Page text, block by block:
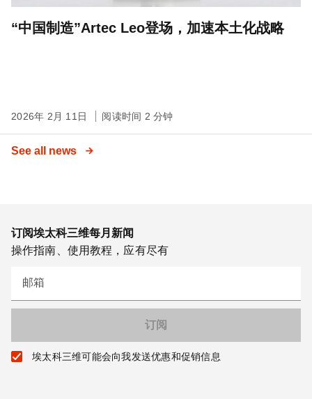
“中国制造”Artec Leo登场，加速本土化战略
2026年 2月 11日 阅读时间 2 分钟
See all news
订阅埃太科三维每月新闻
操作指南、使用教程，应有尽有
邮箱
埃太科三维可能会向我发送优惠和促销信息